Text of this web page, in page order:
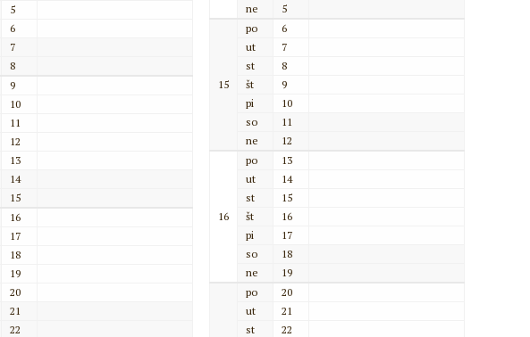
5
6
7
8
9
10
11
12
13
14
15
16
17
18
19
20
21
22
ne
5
15
po
6
ut
7
st
8
št
9
pi
10
so
11
ne
12
16
po
13
ut
14
st
15
št
16
pi
17
so
18
ne
19
po
20
ut
21
st
22